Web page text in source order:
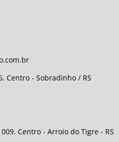
Centro - Sobradinho / RS
Centro - Arroio do Tigre - RS